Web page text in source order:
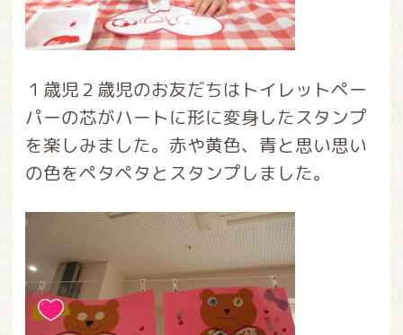
１歳児２歳児のお友だちはトイレットペー
パーの芯がハートに形に変身したスタンプ
を楽しみました。赤や黄色、青と思い思い
の色をペタペタとスタンプしました。